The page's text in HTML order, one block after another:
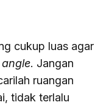
cukup luas agar
angle. Jangan
ruangan
tidak terlalu